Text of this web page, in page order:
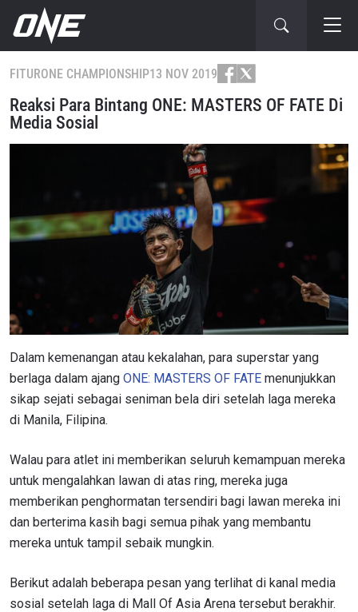
FITURONE CHAMPIONSHIP13 NOV 2019
Reaksi Para Bintang ONE: MASTERS OF FATE Di
Media Sosial
Dalam kemenangan atau kekalahan, para superstar yang
berlaga dalam ajang ONE: MASTERS OF FATE menunjukkan
sikap sejati sebagai seniman bela diri setelah laga mereka
di Manila, Filipina.
Walau para atlet ini memberikan seluruh kemampuan mereka
untuk mengalahkan lawan di atas ring, mereka juga
memberikan penghormatan tersendiri bagi lawan mereka ini
dan berterima kasih bagi semua pihak yang membantu
mereka untuk tampil sebaik mungkin.
Berikut adalah beberapa pesan yang terlihat di kanal media
sosial setelah laga di Mall Of Asia Arena tersebut berakhir.